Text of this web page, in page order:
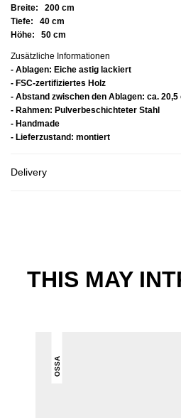
Breite:
200 cm
Tiefe:
40 cm
Höhe:
50 cm
Zusätzliche Informationen
- Ablagen: Eiche astig lackiert
- FSC-zertifiziertes Holz
- Abstand zwischen den Ablagen: ca. 20,5
- Rahmen: Pulverbeschichteter Stahl
- Handmade
- Lieferzustand: montiert
Delivery
THIS MAY
OSSA